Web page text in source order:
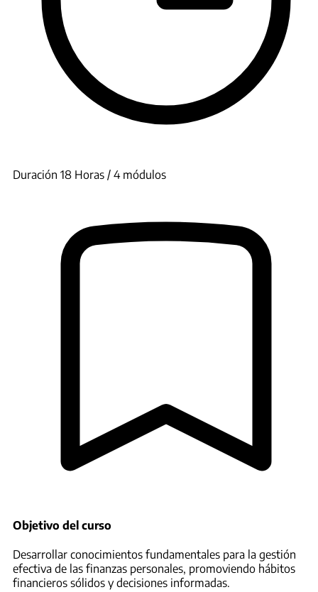
Duración 18 Horas / 4 módulos
Objetivo del curso
Desarrollar conocimientos fundamentales para la gestión
efectiva de las finanzas personales, promoviendo hábitos
financieros sólidos y decisiones informadas.